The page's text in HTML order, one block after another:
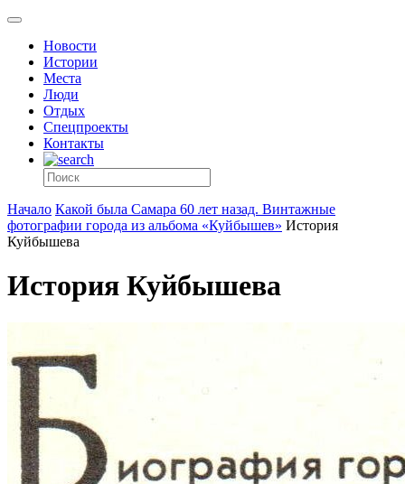
Новости
Истории
Места
Люди
Отдых
Спецпроекты
Контакты
Начало Какой была Самара 60 лет назад. Винтажные
фотографии города из альбома «Куйбышев» История
Куйбышева
История Куйбышева